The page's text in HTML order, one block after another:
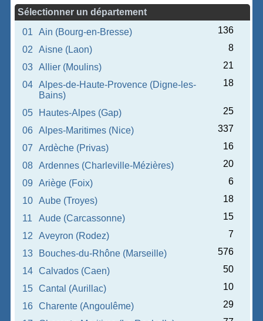
Sélectionner un département
01
Ain (Bourg-en-Bresse)
136
02
Aisne (Laon)
8
03
Allier (Moulins)
21
04
Alpes-de-Haute-Provence (Digne-les-
Bains)
18
05 Hautes-Alpes (Gap)
25
06
Alpes-Maritimes (Nice)
337
07
Ardèche (Privas)
16
08
Ardennes (Charleville-Mézières)
20
09
Ariège (Foix)
6
10
Aube (Troyes)
18
11
Aude (Carcassonne)
15
12
Aveyron (Rodez)
7
13
Bouches-du-Rhône (Marseille)
576
14
Calvados (Caen)
50
15
Cantal (Aurillac)
10
16
Charente (Angoulême)
29